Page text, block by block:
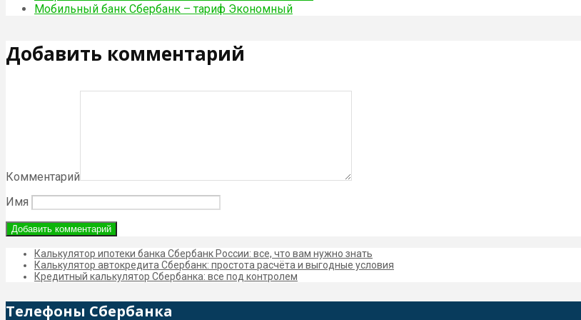
Мобильный банк Сбербанк – тариф Экономный
Добавить комментарий
Комментарий
Имя
Калькулятор ипотеки банка Сбербанк России: все, что вам нужно знать
Калькулятор автокредита Сбербанк: простота расчёта и выгодные условия
Кредитный калькулятор Сбербанка: все под контролем
Телефоны Сбербанка